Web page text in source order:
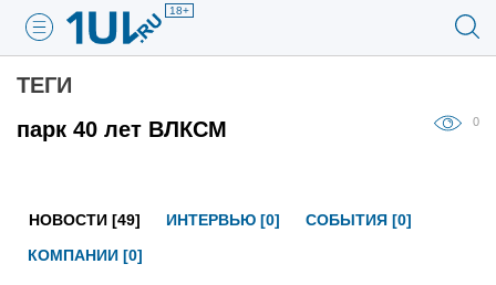
18+
ТЕГИ
парк 40 лет ВЛКСМ
0
НОВОСТИ [49] ИНТЕРВЬЮ [0]
СОБЫТИЯ [0]
КОМПАНИИ [0]